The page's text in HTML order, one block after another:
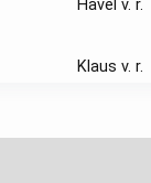
Havel v. r.
Klaus v. r.